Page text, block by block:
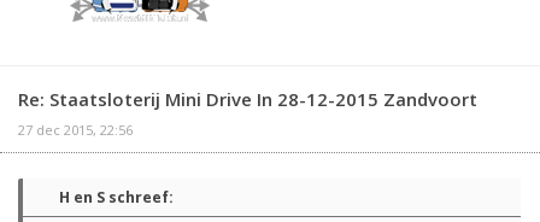
Re: Staatsloterij Mini Drive In 28-12-2015 Zandvoort
27 dec 2015, 22:56
H en S schreef: